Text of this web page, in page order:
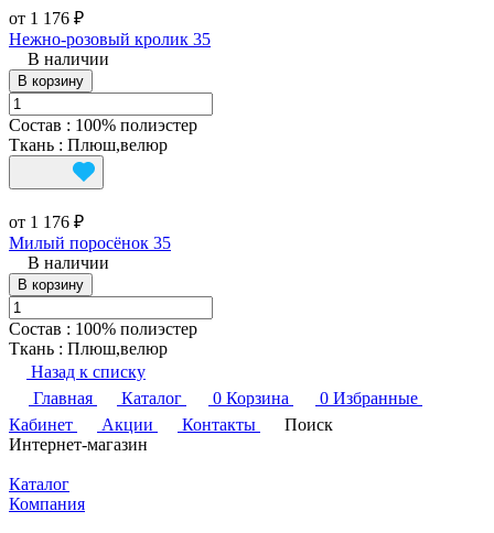
от 1 176 ₽
Нежно-розовый кролик 35
В наличии
В корзину
Состав : 100% полиэстер
Ткань : Плюш,велюр
от 1 176 ₽
Милый поросёнок 35
В наличии
В корзину
Состав : 100% полиэстер
Ткань : Плюш,велюр
Назад к списку
Главная
Каталог 0 Корзина 0 Избранные
Кабинет
Акции Контакты
Поиск
Интернет-магазин
Каталог
Компания